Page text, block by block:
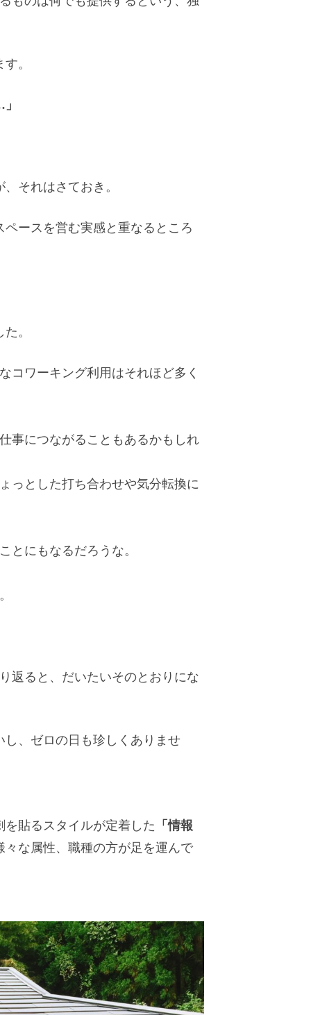
。
それはさておき。
ースを営む実感と重なるところ
。
コワーキング利用はそれほど多く
事につながることもあるかもしれ
っとした打ち合わせや気分転換に
とにもなるだろうな。
返ると、だいたいそのとおりにな
、ゼロの日も珍しくありませ
貼るスタイルが定着した 「情報
な属性、職種の方が足を運んで